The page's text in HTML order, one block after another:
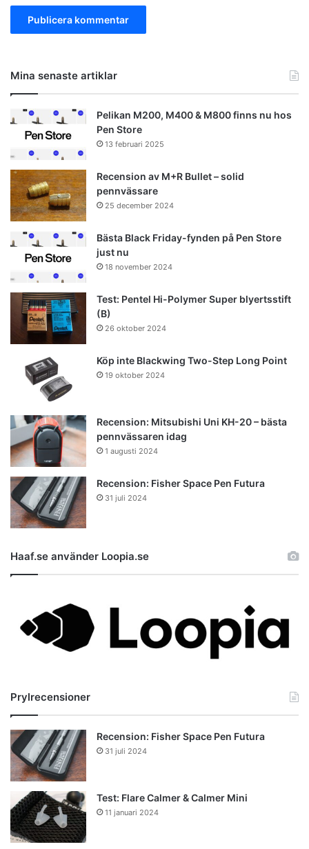
Mina senaste artiklar
Pelikan M200, M400 & M800 finns nu hos
Pen Store
13 februari 2025
Recension av M+R Bullet – solid
pennvässare
25 december 2024
Bästa Black Friday-fynden på Pen Store
just nu
18 november 2024
Test: Pentel Hi-Polymer Super blyertsstift
(B)
26 oktober 2024
Köp inte Blackwing Two-Step Long Point
19 oktober 2024
Recension: Mitsubishi Uni KH-20 – bästa
pennvässaren idag
1 augusti 2024
Recension: Fisher Space Pen Futura
31 juli 2024
Haaf.se använder Loopia.se
Prylrecensioner
Recension: Fisher Space Pen Futura
31 juli 2024
Test: Flare Calmer & Calmer Mini
11 januari 2024